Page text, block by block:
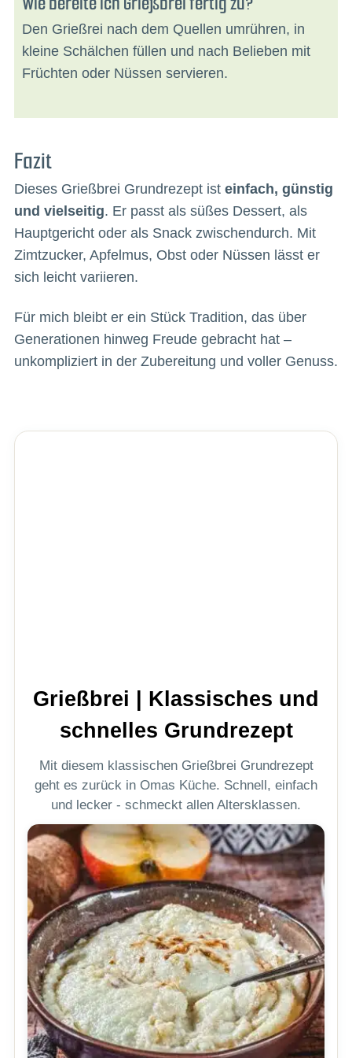
Den Grießrei nach dem Quellen umrühren, in
kleine Schälchen füllen und nach Belieben mit
Früchten oder Nüssen servieren.
Fazit
Dieses Grießbrei Grundrezept ist einfach, günstig
und vielseitig. Er passt als süßes Dessert, als
Hauptgericht oder als Snack zwischendurch. Mit
Zimtzucker, Apfelmus, Obst oder Nüssen lässt er
sich leicht variieren.
Für mich bleibt er ein Stück Tradition, das über
Generationen hinweg Freude gebracht hat –
unkompliziert in der Zubereitung und voller Genuss.
Grießbrei | Klassisches und
schnelles Grundrezept
Mit diesem klassischen Grießbrei Grundrezept
geht es zurück in Omas Küche. Schnell, einfach
und lecker - schmeckt allen Altersklassen.